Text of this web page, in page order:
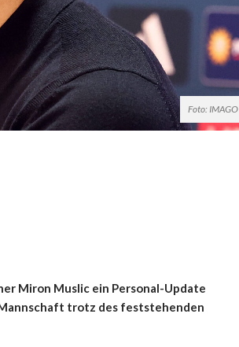
Foto: IMAGO
Miron Muslic ein Personal-Update
trotz des feststehenden